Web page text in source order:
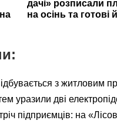
дачі» розписали
на осінь та готові
з житловим
уразили дві
підприємців: на